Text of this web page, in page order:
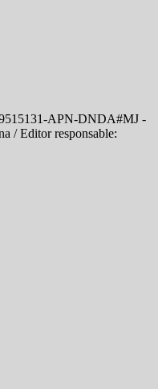
APN-DNDA#MJ -
/ Editor responsable: